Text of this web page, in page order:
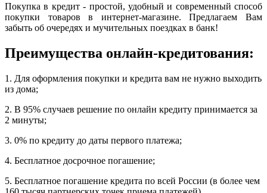
Покупка в кредит - простой, удобный и современный способ
покупки товаров в интернет-магазине. Предлагаем Вам
забыть об очередях и мучительных поездках в банк!
Преимущества онлайн-кредитования:
1. Для оформления покупки и кредита вам не нужно выходить
из дома;
2. В 95% случаев решение по онлайн кредиту принимается за
2 минуты;
3. 0% по кредиту до даты первого платежа;
4. Бесплатное досрочное погашение;
5. Бесплатное погашение кредита по всей России (в более чем